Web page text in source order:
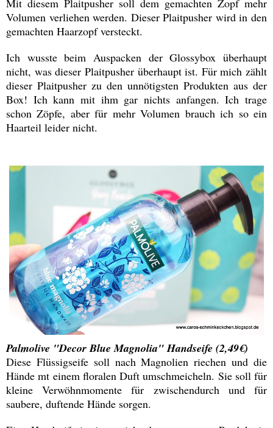
Mit diesem Plaitpusher soll dem gemachten Zopf mehr
Volumen verliehen werden. Dieser Plaitpusher wird in den
gemachten Haarzopf versteckt.
Ich wusste beim Auspacken der Glossybox überhaupt
nicht, was dieser Plaitpusher überhaupt ist. Für mich zählt
dieser Plaitpusher zu den unnötigsten Produkten aus der
Box! Ich kann mit ihm gar nichts anfangen. Ich trage
schon Zöpfe, aber für mehr Volumen brauch ich so ein
Haarteil leider nicht.
Palmolive "Decor Blue Magnolia" Handseife (2,49€)
Diese Flüssigseife soll nach Magnolien riechen und die
Hände mt einem floralen Duft umschmeicheln. Sie soll für
kleine Verwöhnmomente für zwischendurch und für
saubere, duftende Hände sorgen.